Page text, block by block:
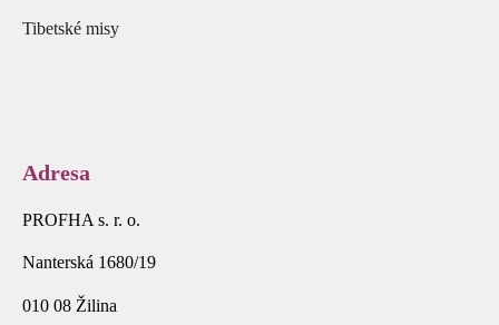
Tibetské misy
Adresa
PROFHA s. r. o.
Nanterská 1680/19
010 08 Žilina